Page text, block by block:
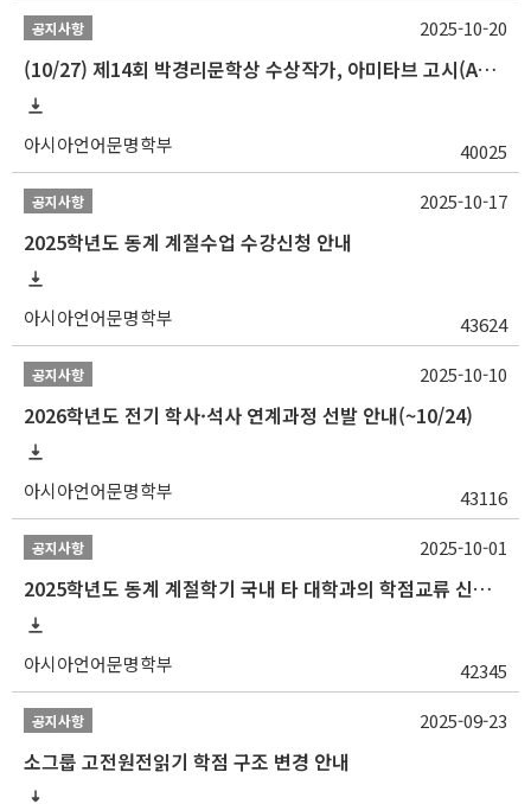
공지사항
(10/27) 제14회 박경리문학상 수상작가, 아미타브 고시(Amitav Ghosh) 강연 안내
아시아언어문명학부 40025
2025-10-20
공지사항
2025학년도 동계 계절수업 수강신청 안내
아시아언어문명학부 43624
2025-10-17
공지사항
2026학년도 전기 학사·석사 연계과정 선발 안내(~10/24)
아시아언어문명학부 43116
2025-10-10
공지사항
2025학년도 동계 계절학기 국내 타 대학과의 학점교류 신청 안내
아시아언어문명학부 42345
2025-10-01
공지사항
소그룹 고전원전읽기 학점 구조 변경 안내
2025-09-23